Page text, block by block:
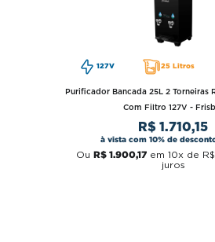
127V 25 Litros
Purificador Bancada 25L 2 Torneiras
Com Filtro 127V -
R$ 1 .710,15
à vista com 10% de
Ou R$ 1.900,17 em 10x de R$
juros